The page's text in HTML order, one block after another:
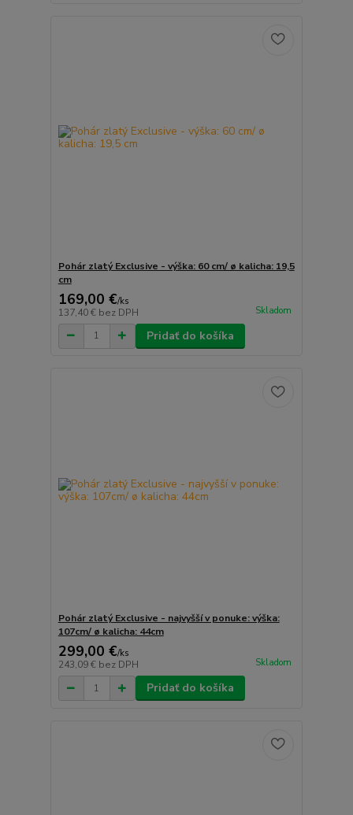
Pohár zlatý Exclusive - výška: 60 cm/ ø kalicha: 19,5
cm
169,00 €/ks
137,40 € bez DPH Skladom
Pridať do košíka
Pohár zlatý Exclusive - najvyšší v ponuke: výška:
107cm/ ø kalicha: 44cm
299,00 €/ks
243,09 € bez DPH Skladom
Pridať do košíka